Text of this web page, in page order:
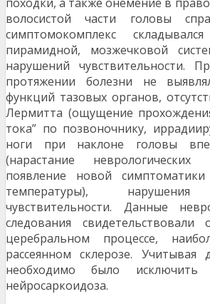
походки, а также онемение в
волосистой части головы
симптомокомплекс
пирамидной, мозжечковой
нарушений чувствительности.
протяжении болезни не
функций тазовых органов,
Лермитта (ощущение прохождения
тока” по позвоночнику,
ноги при наклоне головы
(нарастание
появление новой
температуры), нарушения
чувствительности. Данные
следования свидетельствовали
церебральном процессе,
рассеянном склерозе. Учитывая
необходимо было
нейросаркоидоза.